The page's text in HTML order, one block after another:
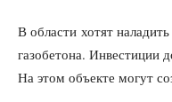
В области хотят
газобетона. Инвестиции
На этом объекте могут